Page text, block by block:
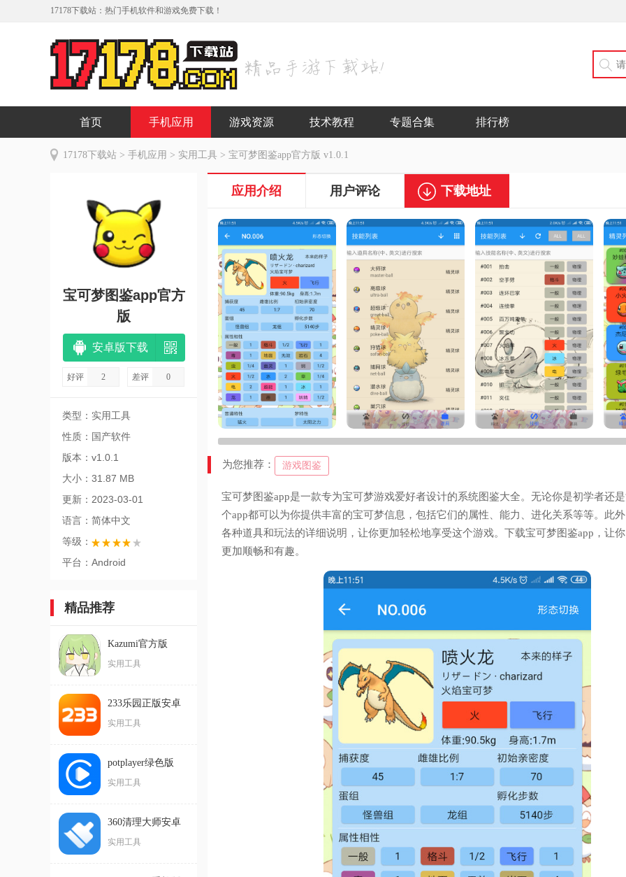
17178下载站：热门手机软件和游戏免费下载！
首页 手机应用 游戏资源 技术教程 专题合集 排行榜
17178下载站 > 手机应用 > 实用工具 > 宝可梦图鉴app官方版 v1.0.1
宝可梦图鉴app官方
版
安卓版下载
好评 2 差评 0
类型：实用工具
性质：国产软件
版本：v1.0.1
大小：31.87 MB
更新：2023-03-01
语言：简体中文
等级：
平台：Android
精品推荐
Kazumi官方版
实用工具
233乐园正版安卓
版
实用工具
potplayer绿色版
实用工具
360清理大师安卓
版
实用工具
应用介绍 用户评论 下载地址
为您推荐： 游戏图鉴
宝可梦图鉴app是一款专为宝可梦游戏爱好者设计的系统图鉴大全。无论你是初学者还
个app都可以为你提供丰富的宝可梦信息，包括它们的属性、能力、进化关系等等。此
各种道具和玩法的详细说明，让你更加轻松地享受这个游戏。下载宝可梦图鉴app，让
更加顺畅和有趣。